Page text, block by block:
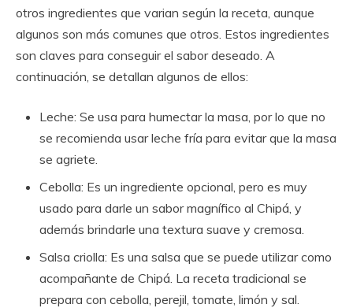
otros ingredientes que varian según la receta, aunque
algunos son más comunes que otros. Estos ingredientes
son claves para conseguir el sabor deseado. A
continuación, se detallan algunos de ellos:
Leche: Se usa para humectar la masa, por lo que no
se recomienda usar leche fría para evitar que la masa
se agriete.
Cebolla: Es un ingrediente opcional, pero es muy
usado para darle un sabor magnífico al Chipá, y
además brindarle una textura suave y cremosa.
Salsa criolla: Es una salsa que se puede utilizar como
acompañante de Chipá. La receta tradicional se
prepara con cebolla, perejil, tomate, limón y sal.